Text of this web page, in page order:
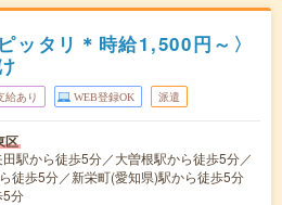
ッタリ＊時給1,500円～〉
給あり WEB登録OK 派遣
区
駅から徒歩5分／大曽根駅から徒歩5分／
徒歩5分／新栄町(愛知県)駅から徒歩5分
5分